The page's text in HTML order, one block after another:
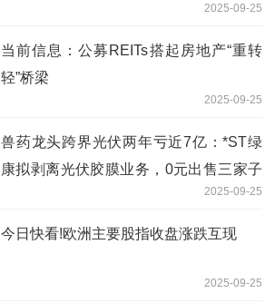
2025-09-25
当前信息：公募REITs搭起房地产“重转
轻”桥梁
2025-09-25
兽药龙头跨界光伏两年亏近7亿：*ST绿
康拟剥离光伏胶膜业务，0元出售三家子
2025-09-25
今日快看!欧洲主要股指收盘涨跌互现
2025-09-25